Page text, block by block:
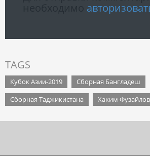
TAGS
Кубок Азии-2019
Сборная Бангладеш
Сборная Таджикистана
Хаким Фузайлов